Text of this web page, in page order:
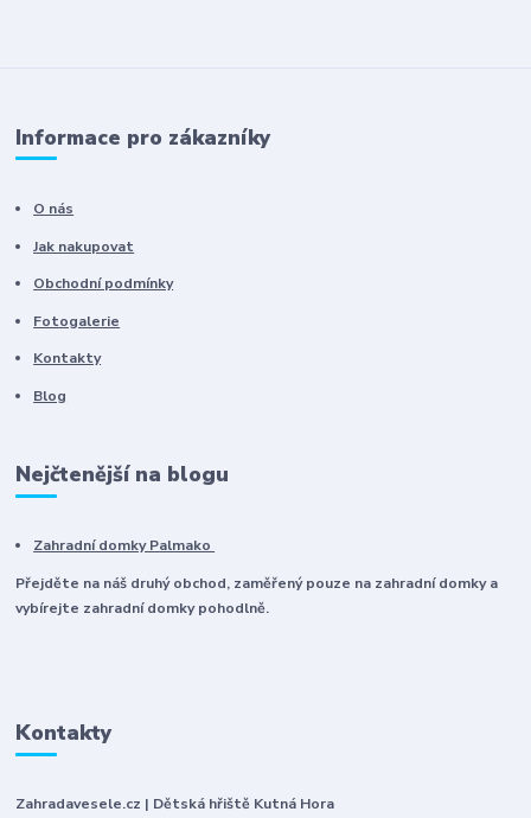
Informace pro zákazníky
O nás
Jak nakupovat
Obchodní podmínky
Fotogalerie
Kontakty
Blog
Nejčtenější na blogu
Zahradní domky Palmako
Přejděte na náš druhý obchod, zaměřený pouze na zahradní domky a
vybírejte zahradní domky pohodlně.
Kontakty
Zahradavesele.cz | Dětská hřiště Kutná Hora